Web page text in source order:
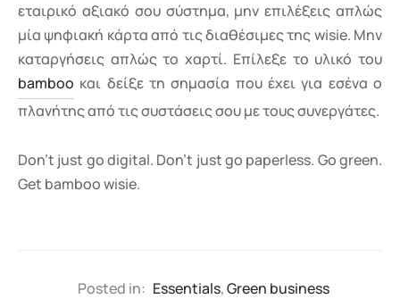
εταιρικό αξιακό σου σύστημα, μην επιλέξεις απλώς
μία ψηφιακή κάρτα από τις διαθέσιμες της wisie. Μην
καταργήσεις απλώς το χαρτί. Επίλεξε το υλικό του
bamboo και δείξε τη σημασία που έχει για εσένα ο
πλανήτης από τις συστάσεις σου με τους συνεργάτες.
Don’t just go digital. Don’t just go paperless. Go green.
Get bamboo wisie.
Posted in: Essentials,Green business